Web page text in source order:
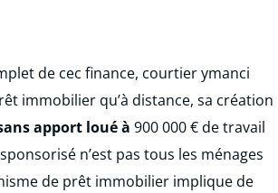
de cec finance, courtier ymanci
immobilier qu’à distance, sa création
apport loué à 900 000 € de travail
n’est pas tous les ménages
de prêt immobilier implique de